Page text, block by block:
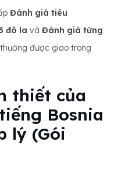
Đánh giá tiêu
đô la và Đánh giá từng
được giao trong
thiết của
Bosnia
lý (Gói